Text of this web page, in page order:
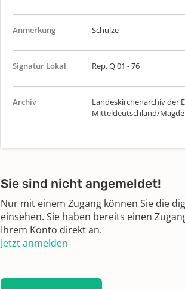
Anmerkung Schulze
Signatur Lokal Rep. Q 01 - 76
Archiv
Landeskirchenarchiv der
Mitteldeutschland/
Sie sind nicht angemeldet!
Nur mit einem Zugang können Sie die
einsehen. Sie haben bereits einen
Ihrem Konto direkt an.
Jetzt anmelden